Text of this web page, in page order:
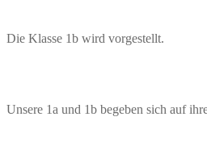
Die Klasse 1b wird vorgestellt.
Unsere 1a und 1b begeben sich auf